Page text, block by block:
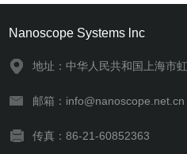
Nanoscope Systems lnc
地址：中华人民共和国上海市
邮箱：info@nanoscope.net.cn
传真：86-21-60852363